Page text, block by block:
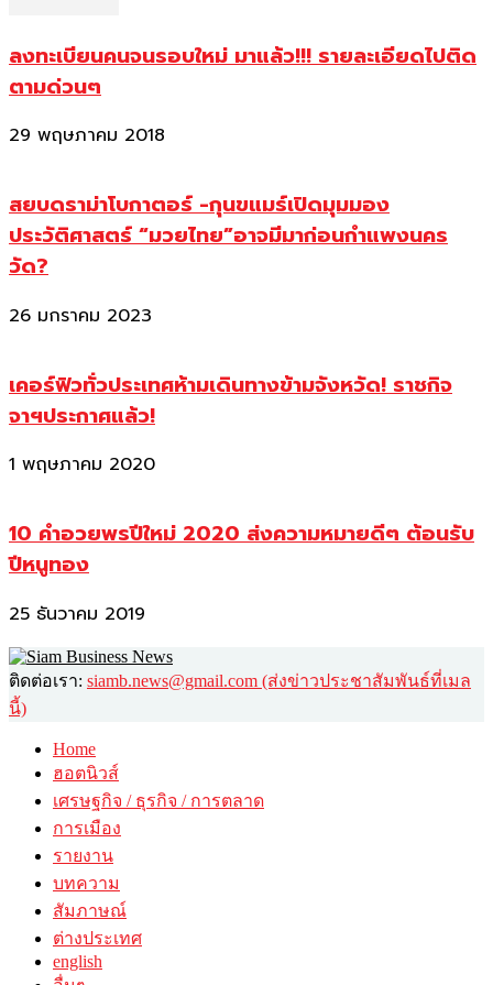
ลงทะเบียนคนจนรอบใหม่ มาแล้ว!!! รายละเอียดไปติด
ตามด่วนๆ
29 พฤษภาคม 2018
สยบดราม่าโบกาตอร์ -กุนขแมร์เปิดมุมมอง
ประวัติศาสตร์ “มวยไทย”อาจมีมาก่อนกำแพงนคร
วัด?
26 มกราคม 2023
เคอร์ฟิวทั่วประเทศห้ามเดินทางข้ามจังหวัด! ราชกิจ
จาฯประกาศแล้ว!
1 พฤษภาคม 2020
10 คำอวยพรปีใหม่ 2020 ส่งความหมายดีๆ ต้อนรับ
ปีหนูทอง
25 ธันวาคม 2019
ติดต่อเรา: siamb.news@gmail.com (ส่งข่าวประชาสัมพันธ์ที่เมล
นี้)
Home
ฮอตนิวส์
เศรษฐกิจ / ธุรกิจ / การตลาด
การเมือง
รายงาน
บทความ
สัมภาษณ์
ต่างประเทศ
english